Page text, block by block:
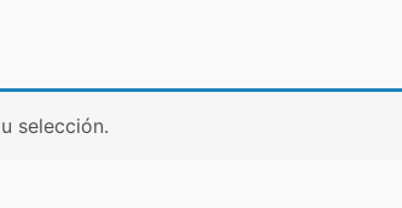
selección.